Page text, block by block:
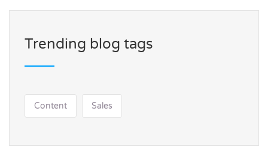
Trending blog tags
Content Sales